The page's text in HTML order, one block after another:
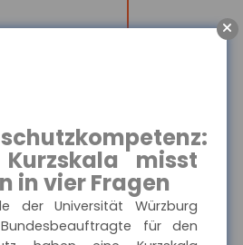
misst
in vier Fragen
der Universität Würzburg
für den
Haftpflichtkasse -
Privathaftpflicht
Informationen
und Druckstücke zur
privaten
der Haftpflichtkasse.